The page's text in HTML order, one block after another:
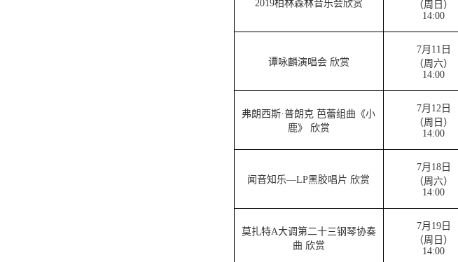
2019柏林森林音乐会欣赏
（周日）
14:00
谭咏麟演唱会 欣赏
7月11日
（周六）
14:00
弗朗西斯·普朗克 芭蕾组曲《小
鹿》 欣赏
7月12日
（周日）
14:00
闻音知乐—LP黑胶唱片 欣赏
7月18日
（周六）
14:00
莫扎特A大调第二十三钢琴协奏
曲 欣赏
7月19日
（周日）
14:00